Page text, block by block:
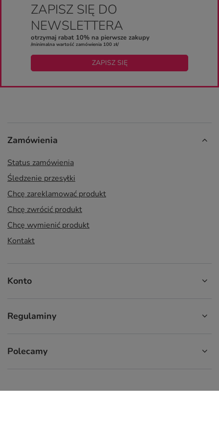
ZAPISZ SIĘ DO
NEWSLETTERA
otrzymaj rabat 10% na pierwsze zakupy
/minimalna wartość zamówienia 100 zł/
ZAPISZ SIĘ
Zamówienia
Status zamówienia
Śledzenie przesyłki
Chcę zareklamować produkt
Chcę zwrócić produkt
Chcę wymienić produkt
Kontakt
Konto
Regulaminy
Polecamy